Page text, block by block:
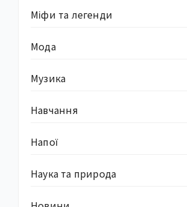
Міфи та легенди
Мода
Музика
Навчання
Напої
Наука та природа